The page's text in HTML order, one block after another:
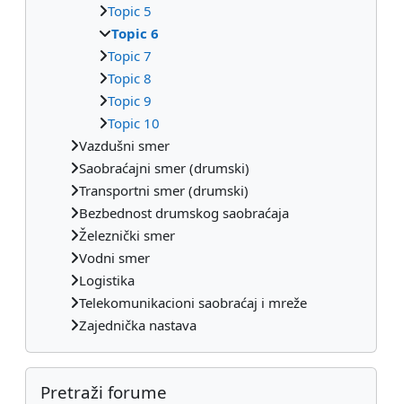
Topic 5
Topic 6
Topic 7
Topic 8
Topic 9
Topic 10
Vazdušni smer
Saobraćajni smer (drumski)
Transportni smer (drumski)
Bezbednost drumskog saobraćaja
Železnički smer
Vodni smer
Logistika
Telekomunikacioni saobraćaj i mreže
Zajednička nastava
Preskoči Pretraži forume
Pretraži forume